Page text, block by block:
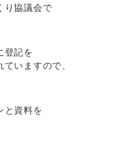
り協議会で
登記を
いますので、
と資料を